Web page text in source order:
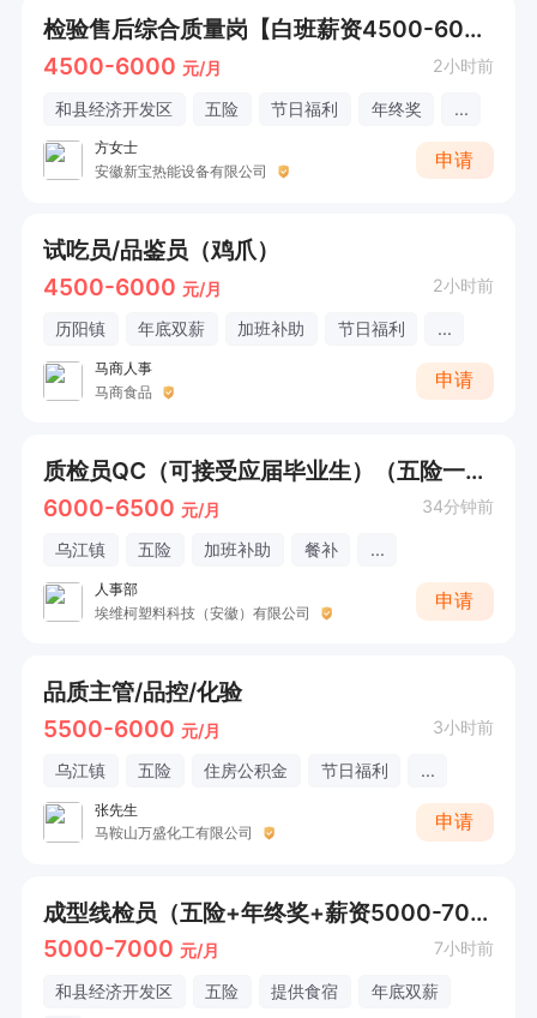
检验售后综合质量岗【白班薪资4500-6000+五险】
4500-6000 元/月 2小时前
和县经济开发区 五险 节日福利 年终奖 ...
方女士
安徽新宝热能设备有限公司
申请
试吃员/品鉴员（鸡爪）
4500-6000 元/月 2小时前
历阳镇 年底双薪 加班补助 节日福利 ...
马商人事
马商食品
申请
质检员QC（可接受应届毕业生）（五险一金+薪资6000-6500）
6000-6500 元/月 34分钟前
乌江镇 五险 加班补助 餐补 ...
人事部
埃维柯塑料科技（安徽）有限公司
申请
品质主管/品控/化验
5500-6000 元/月 3小时前
乌江镇 五险 住房公积金 节日福利 ...
张先生
马鞍山万盛化工有限公司
申请
成型线检员（五险+年终奖+薪资5000-7000）
5000-7000 元/月 7小时前
和县经济开发区 五险 提供食宿
年底双薪